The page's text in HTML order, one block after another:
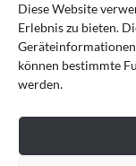
Diese Website
Erlebnis zu bieten.
können bestimmte
werden.
Mein Bestellkonto
Cookie-Richtlinie
VERTRAG